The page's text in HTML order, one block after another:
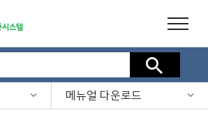
검색
메뉴얼 다운로드